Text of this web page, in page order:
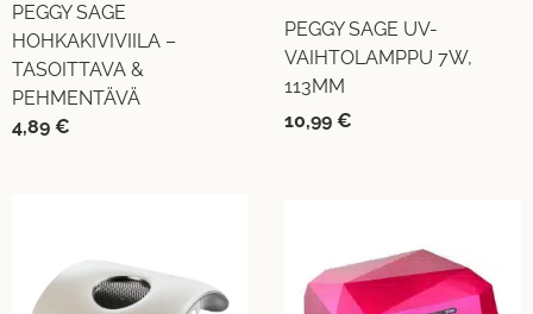
PEGGY SAGE
HOHKAKIVIVIILA –
TASOITTAVA &
PEHMENTÄVÄ
4,89 €
PEGGY SAGE UV-
VAIHTOLAMPPU 7W,
113MM
10,99 €